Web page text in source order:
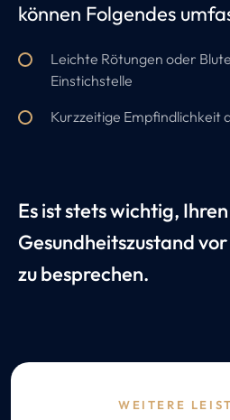
können Folgendes
Leichte Rötungen oder
Einstichstelle
Kurzzeitige Empfindlichkeit
Es ist stets wichtig, Ihren
Gesundheitszustand
zu besprechen.
WEITERE